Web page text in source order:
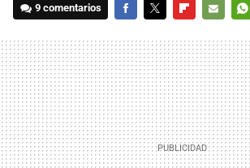
9 comentarios
MAIL